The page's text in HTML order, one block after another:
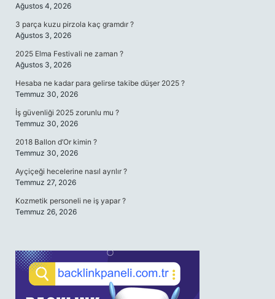
Ağustos 4, 2026
3 parça kuzu pirzola kaç gramdır ?
Ağustos 3, 2026
2025 Elma Festivali ne zaman ?
Ağustos 3, 2026
Hesaba ne kadar para gelirse takibe düşer 2025 ?
Temmuz 30, 2026
İş güvenliği 2025 zorunlu mu ?
Temmuz 30, 2026
2018 Ballon d’Or kimin ?
Temmuz 30, 2026
Ayçiçeği hecelerine nasıl ayrılır ?
Temmuz 27, 2026
Kozmetik personeli ne iş yapar ?
Temmuz 26, 2026